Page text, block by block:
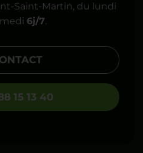
Saint-Martin, du lundi
6j/7.
15 13 40